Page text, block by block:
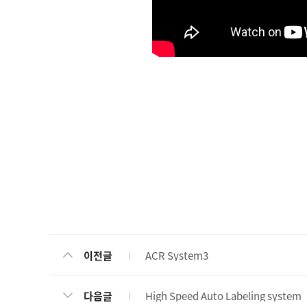
이전글 ACR System3
High Speed Auto Labeling system
다음글